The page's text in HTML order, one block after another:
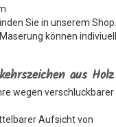
Sie in unserem Shop.
können indiviuell
aus Holz
wegen verschluckbarer
Aufsicht von